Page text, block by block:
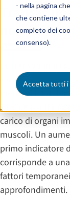
- nella pagina
che contiene
completo dei
consenso).
Accetta tutti i
normali e
Esami e analisi
Le transaminasi
organismo che
metabolismo
sangue risultano
carico di organi
muscoli. Un
primo indicatore
corrisponde a
fattori
approfondimenti.